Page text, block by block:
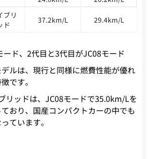
ブリ
ド
37.2km/L 29.4km/L
ド、2代目と3代目がJC08モード
ルは、現行と同様に燃費性能が優れ
です。
リッドは、JC08モードで35.0km/Lを
おり、国産コンパクトカーの中でも
ています。